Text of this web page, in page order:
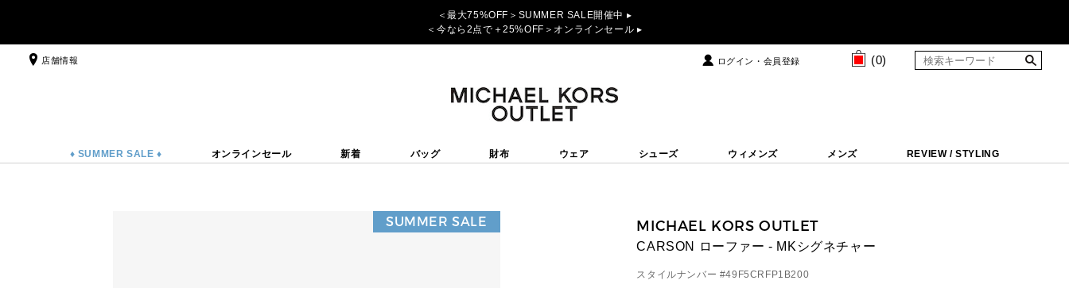
＜最大75%OFF＞SUMMER SALE開催中 ▸
＜今なら2点で＋25%OFF＞オンラインセール ▸
店舗情報 ログイン・会員登録 (0)
♦ SUMMER SALE ♦ オンラインセール 新着 バッグ 財布 ウェア シューズ ウィメンズ メンズ REVIEW / STYLING
SUMMER SALE MICHAEL KORS OUTLET
CARSON ローファー - MKシグネチャー
スタイルナンバー #49F5CRFP1B200